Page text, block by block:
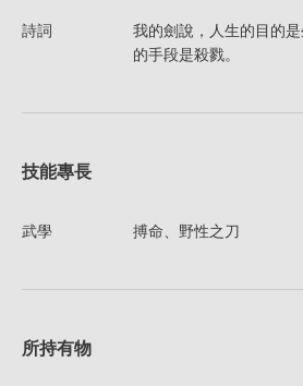
詩詞
我的劍說，人生的目的
的手段是殺戮。
技能專長
武學 搏命、野性之刀
所持有物